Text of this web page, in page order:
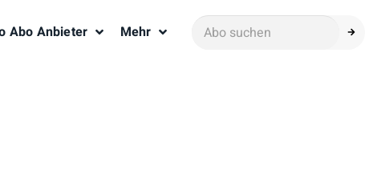
Abo Anbieter Mehr